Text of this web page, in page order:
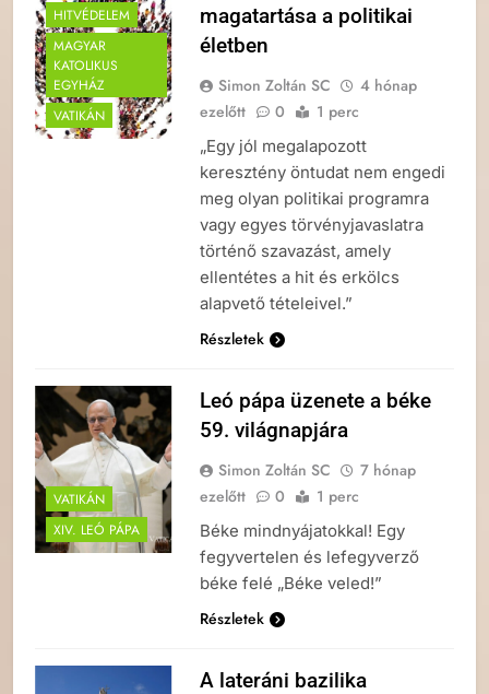
HITVÉDELEM
MAGYAR
KATOLIKUS
EGYHÁZ
VATIKÁN
magatartása a politikai
életben
Simon Zoltán SC
4 hónap
ezelőtt
0 1 perc
„Egy jól megalapozott
keresztény öntudat nem engedi
meg olyan politikai programra
vagy egyes törvényjavaslatra
történő szavazást, amely
ellentétes a hit és erkölcs
alapvető tételeivel.”
Részletek
VATIKÁN
XIV. LEÓ PÁPA
Leó pápa üzenete a béke
59. világnapjára
Simon Zoltán SC
7 hónap
ezelőtt
0 1 perc
Béke mindnyájatokkal! Egy
fegyvertelen és lefegyverző
béke felé „Béke veled!”
Részletek
A lateráni bazilika